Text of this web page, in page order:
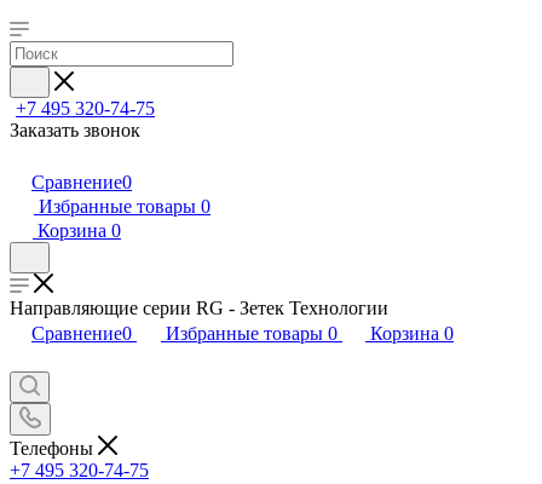
+7 495 320-74-75
Заказать звонок
Сравнение0
Избранные товары 0
Корзина 0
Направляющие серии RG - Зетек Технологии
Сравнение0 Избранные товары 0 Корзина 0
Телефоны
+7 495 320-74-75